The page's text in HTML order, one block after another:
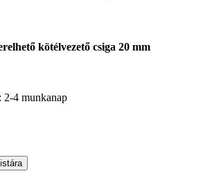
kötélvezető csiga 20 mm
2-4 munkanap